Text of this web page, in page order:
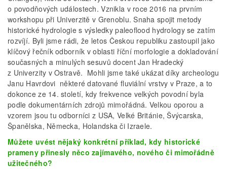
o povodňových událostech. Vznikla v roce 2016 na prvním
workshopu při Univerzitě v Grenoblu. Snaha spojit metody
historické hydrologie s výsledky paleoflood hydrology se zatím
rozvíjí. Byli jsme rádi, že letos Českou republiku zastoupil jako
klíčový řečník odborník v oblasti říční morfologie a dokladování
současných a minulých sesuvů docent Jan Hradecký
z Univerzity v Ostravě. Mohli jsme také ukázat díky archeologu
Janu Havrdovi některé datované fluviální vrstvy v Praze, a to
dokonce ze 14. století, kdy frekvence velkých povodní byla
podle dokumentárních zdrojů mimořádná. Velkou oporou a
vzorem jsou tu odborníci z USA, Velké Británie, Švýcarska,
Španělska, Německa, Holandska či Izraele.
Můžete uvést nějaký konkrétní příklad, kdy historické
prameny přinesly něco zajímavého, nového či mimořádně
užitečného?